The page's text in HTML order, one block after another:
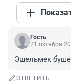
Гость
21 октября
Эшельмек
ОТВЕТИТЬ